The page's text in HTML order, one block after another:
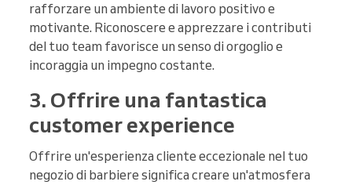
rafforzare un ambiente di lavoro positivo e
motivante. Riconoscere e apprezzare i contributi
del tuo team favorisce un senso di orgoglio e
incoraggia un impegno costante.
3. Offrire una fantastica
customer experience
Offrire un'esperienza cliente eccezionale nel tuo
negozio di barbiere significa creare un'atmosfera